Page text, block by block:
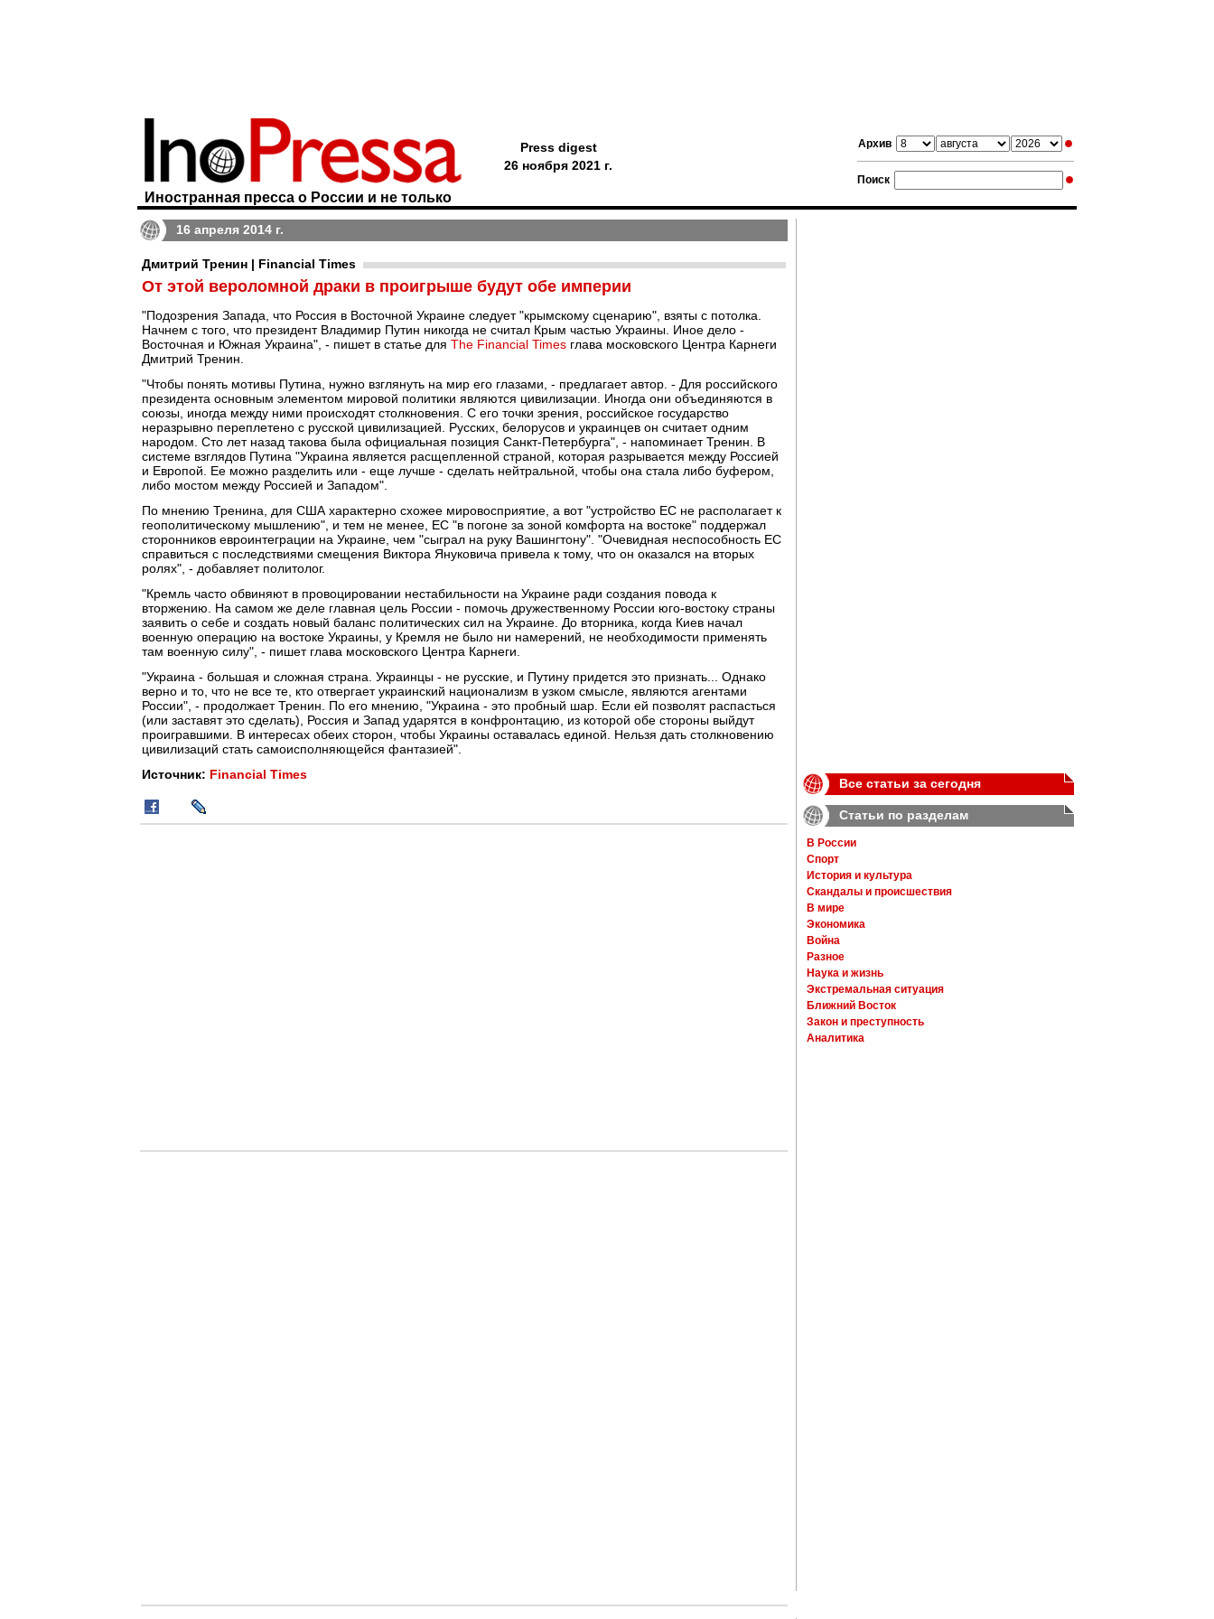
Архив
Поиск
Иностранная пресса о России и не только
Press digest
26 ноября 2021 г.
16 апреля 2014 г.
Дмитрий Тренин | Financial Times
От этой вероломной драки в проигрыше будут обе империи
"Подозрения Запада, что Россия в Восточной Украине следует "крымскому сценарию", взяты с потолка.
Начнем с того, что президент Владимир Путин никогда не считал Крым частью Украины. Иное дело -
Восточная и Южная Украина", - пишет в статье для The Financial Times глава московского Центра Карнеги
Дмитрий Тренин.
"Чтобы понять мотивы Путина, нужно взглянуть на мир его глазами, - предлагает автор. - Для российского
президента основным элементом мировой политики являются цивилизации. Иногда они объединяются в
союзы, иногда между ними происходят столкновения. С его точки зрения, российское государство
неразрывно переплетено с русской цивилизацией. Русских, белорусов и украинцев он считает одним
народом. Сто лет назад такова была официальная позиция Санкт-Петербурга", - напоминает Тренин. В
системе взглядов Путина "Украина является расщепленной страной, которая разрывается между Россией
и Европой. Ее можно разделить или - еще лучше - сделать нейтральной, чтобы она стала либо буфером,
либо мостом между Россией и Западом".
По мнению Тренина, для США характерно схожее мировосприятие, а вот "устройство ЕС не располагает к
геополитическому мышлению", и тем не менее, ЕС "в погоне за зоной комфорта на востоке" поддержал
сторонников евроинтеграции на Украине, чем "сыграл на руку Вашингтону". "Очевидная неспособность ЕС
справиться с последствиями смещения Виктора Януковича привела к тому, что он оказался на вторых
ролях", - добавляет политолог.
"Кремль часто обвиняют в провоцировании нестабильности на Украине ради создания повода к
вторжению. На самом же деле главная цель России - помочь дружественному России юго-востоку страны
заявить о себе и создать новый баланс политических сил на Украине. До вторника, когда Киев начал
военную операцию на востоке Украины, у Кремля не было ни намерений, не необходимости применять
там военную силу", - пишет глава московского Центра Карнеги.
"Украина - большая и сложная страна. Украинцы - не русские, и Путину придется это признать... Однако
верно и то, что не все те, кто отвергает украинский национализм в узком смысле, являются агентами
России", - продолжает Тренин. По его мнению, "Украина - это пробный шар. Если ей позволят распасться
(или заставят это сделать), Россия и Запад ударятся в конфронтацию, из которой обе стороны выйдут
проигравшими. В интересах обеих сторон, чтобы Украины оставалась единой. Нельзя дать столкновению
цивилизаций стать самоисполняющейся фантазией".
Источник: Financial Times
Все статьи за сегодня
Статьи по разделам
В России
Спорт
История и культура
Скандалы и происшествия
В мире
Экономика
Война
Разное
Наука и жизнь
Экстремальная ситуация
Ближний Восток
Закон и преступность
Аналитика